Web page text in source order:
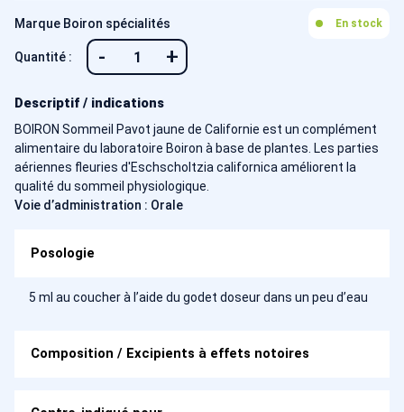
Marque Boiron spécialités En stock
Quantité : - +
Descriptif / indications
BOIRON Sommeil Pavot jaune de Californie est un complément
alimentaire du laboratoire Boiron à base de plantes. Les parties
aériennes fleuries d'Eschscholtzia californica améliorent la
qualité du sommeil physiologique.
Voie d’administration : Orale
Posologie
5 ml au coucher à l’aide du godet doseur dans un peu d’eau
Composition / Excipients à effets notoires